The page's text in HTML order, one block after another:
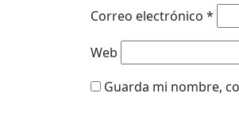
Correo electrónico *
Web
Guarda mi nombre,